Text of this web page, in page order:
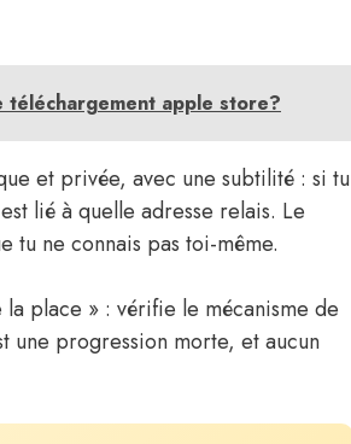
téléchargement apple store?
et privée, avec une subtilité : si tu
lié à quelle adresse relais. Le
tu ne connais pas toi-même.
place » : vérifie le mécanisme de
une progression morte, et aucun